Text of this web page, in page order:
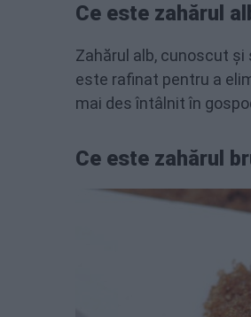
Ce este zahărul
Zahărul alb, cunoscut
este rafinat pentru a
mai des întâlnit în
Ce este zahărul